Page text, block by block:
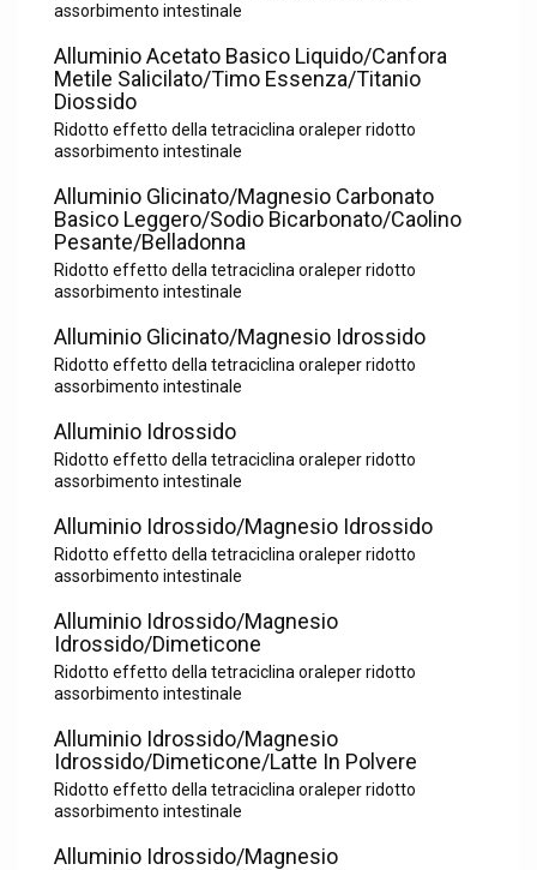
assorbimento intestinale
Alluminio Acetato Basico Liquido/Canfora
Metile Salicilato/Timo Essenza/Titanio
Diossido
Ridotto effetto della tetraciclina oraleper ridotto
assorbimento intestinale
Alluminio Glicinato/Magnesio Carbonato
Basico Leggero/Sodio Bicarbonato/Caolino
Pesante/Belladonna
Ridotto effetto della tetraciclina oraleper ridotto
assorbimento intestinale
Alluminio Glicinato/Magnesio Idrossido
Ridotto effetto della tetraciclina oraleper ridotto
assorbimento intestinale
Alluminio Idrossido
Ridotto effetto della tetraciclina oraleper ridotto
assorbimento intestinale
Alluminio Idrossido/Magnesio Idrossido
Ridotto effetto della tetraciclina oraleper ridotto
assorbimento intestinale
Alluminio Idrossido/Magnesio
Idrossido/Dimeticone
Ridotto effetto della tetraciclina oraleper ridotto
assorbimento intestinale
Alluminio Idrossido/Magnesio
Idrossido/Dimeticone/Latte In Polvere
Ridotto effetto della tetraciclina oraleper ridotto
assorbimento intestinale
Alluminio Idrossido/Magnesio